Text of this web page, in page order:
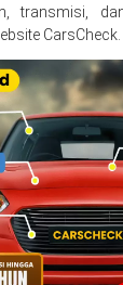
transmisi,
CarsCheck.